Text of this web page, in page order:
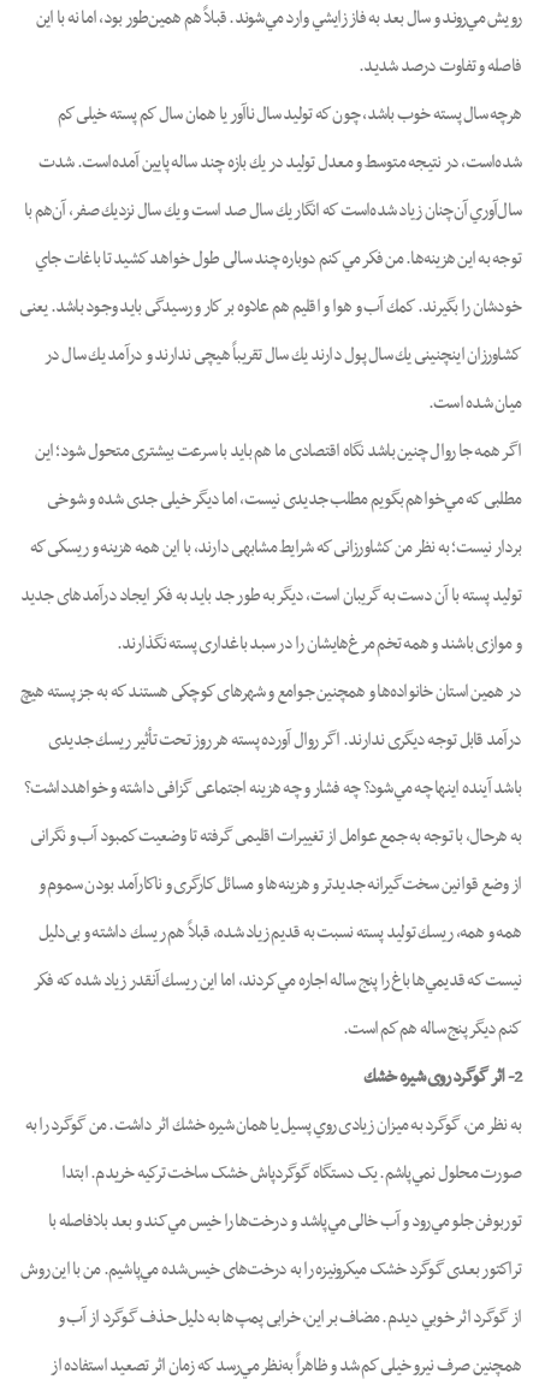
رويش مي‌روند و سال بعد به فاز زايشي وارد مي‌شوند. قبلاً هم همين‌طور بود، اما نه با اين
فاصله و تفاوت درصد شديد.
هرچه سال پسته خوب باشد، چون كه توليد سال ناآور يا همان سال كم پسته خيلى كم
شده‌است، در نتيجه متوسط و معدل توليد در يك بازه چند ساله پايين آمده‌است. شدت
سال‌آوري آن‌چنان زياد شده‌است كه انگار يك سال صد است و يك سال نزديك صفر، آن‌هم با
توجه به اين هزينه‌ها. من فكر مي‌كنم دوباره چند سالى طول خواهد كشيد تا باغات جاي
خودشان را بگيرند. كمك آب و هوا و اقليم هم علاوه بر كار و رسيدگى بايد وجود باشد. يعنى
كشاورزان اينچنينى يك سال پول دارند يك سال تقريباً هيچى ندارند و درآمد يك سال در
ميان شده است.
اگر همه جا روال چنين باشد نگاه اقتصادى ما هم بايد با سرعت بيشترى متحول شود؛ اين
مطلبى كه مي‌خواهم بگويم مطلب جديدى نيست، اما ديگر خيلى جدى شده و شوخى
بردار نيست؛ به نظر من كشاورزانى كه شرايط مشابهى دارند، با اين همه هزينه و ريسكى كه
توليد پسته با آن دست به گريبان است، ديگر به طور جد بايد به فكر ايجاد درآمدهاى جديد
و موازى باشند و همه تخم مرغ‌هايشان را در سبد باغدارى پسته نگذارند.
در همين استان خانواده‌ها و همچنين جوامع و شهرهاى كوچكى هستند كه به جز پسته هيچ
درآمد قابل توجه ديگرى ندارند. اگر روال آورده پسته هر روز تحت تأثير ريسك جديدى
باشد آينده اينها چه مي‌شود؟ چه فشار و چه هزينه اجتماعى گزافى داشته و خواهدداشت؟
به هرحال، با توجه به جمع عوامل از تغييرات اقليمى گرفته تا وضعيت كمبود آب و نگرانى
از وضع قوانين سخت‌گيرانه جديدتر و هزينه‌ها و مسائل كارگرى و ناكارآمد بودن سموم و
همه و همه، ريسك توليد پسته نسبت به قديم زياد شده، قبلاً هم ريسك داشته و بى‌دليل
نيست كه قديمي‌ها باغ را پنج ساله اجاره مي‌كردند، اما اين ريسك آنقدر زياد شده كه فكر
كنم ديگر پنج ساله هم كم است.
2- اثر گوگرد روى شيره خشك
به نظر من، گوگرد به ميزان زيادى روي پسيل يا همان شيره خشك اثر داشت. من گوگرد را به
صورت محلول نمي‌پاشم. يک دستگاه گوگردپاش خشک ساخت تركيه خريدم. ابتدا
توربوفن جلو مي‌رود و آب خالى مي‌پاشد و درخت‌ها را خيس مي‌کند و بعد بلافاصله با
تراكتور بعدى گوگرد خشک ميكرونيزه را به درخت‌هاى خيس‌شده مي‌پاشيم. من با اين روش
از گوگرد اثر خوبي ديدم. مضاف بر اين، خرابى پمپ‌ها به دليل حذف گوگرد از آب و
همچنين صرف نيرو خيلى كم شد و ظاهراً به‌نظر مي‌رسد كه زمان اثر تصعيد استفاده از